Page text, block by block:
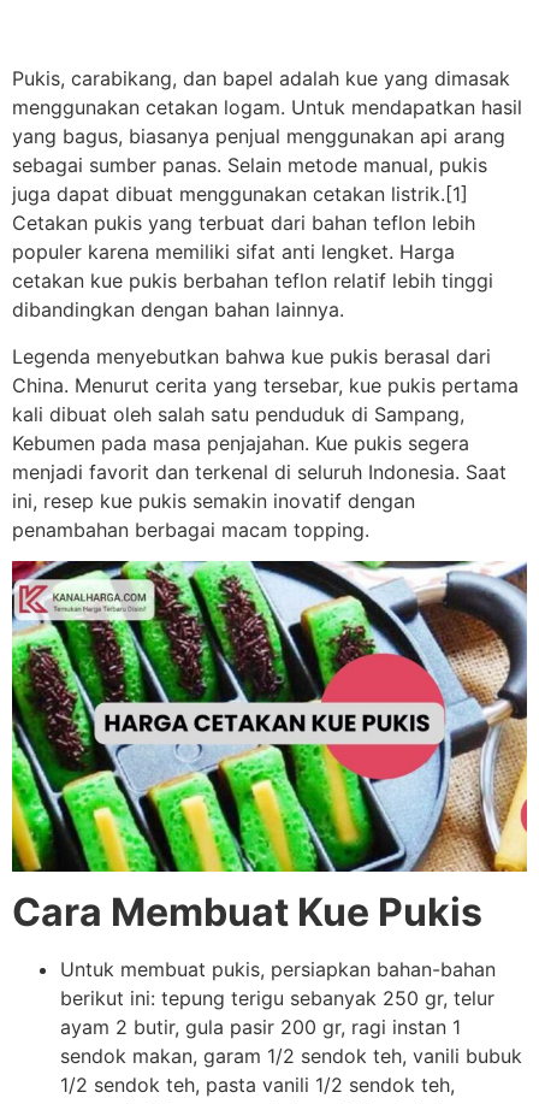
Pukis, carabikang, dan bapel adalah kue yang dimasak
menggunakan cetakan logam. Untuk mendapatkan hasil
yang bagus, biasanya penjual menggunakan api arang
sebagai sumber panas. Selain metode manual, pukis
juga dapat dibuat menggunakan cetakan listrik.[1]
Cetakan pukis yang terbuat dari bahan teflon lebih
populer karena memiliki sifat anti lengket. Harga
cetakan kue pukis berbahan teflon relatif lebih tinggi
dibandingkan dengan bahan lainnya.
Legenda menyebutkan bahwa kue pukis berasal dari
China. Menurut cerita yang tersebar, kue pukis pertama
kali dibuat oleh salah satu penduduk di Sampang,
Kebumen pada masa penjajahan. Kue pukis segera
menjadi favorit dan terkenal di seluruh Indonesia. Saat
ini, resep kue pukis semakin inovatif dengan
penambahan berbagai macam topping.
Cara Membuat Kue Pukis
Untuk membuat pukis, persiapkan bahan-bahan
berikut ini: tepung terigu sebanyak 250 gr, telur
ayam 2 butir, gula pasir 200 gr, ragi instan 1
sendok makan, garam 1/2 sendok teh, vanili bubuk
1/2 sendok teh, pasta vanili 1/2 sendok teh,